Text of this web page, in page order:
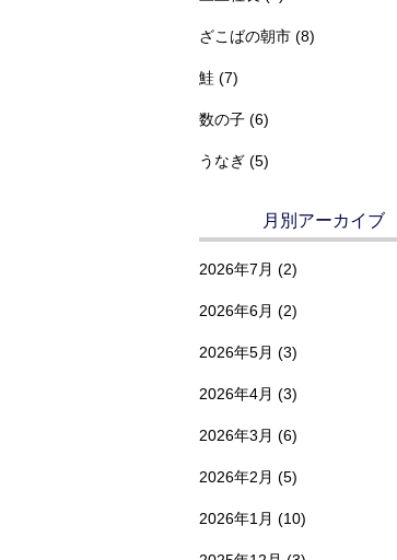
ざこばの朝市 (8)
鮭 (7)
数の子 (6)
うなぎ (5)
月別アーカイブ
2026年7月 (2)
2026年6月 (2)
2026年5月 (3)
2026年4月 (3)
2026年3月 (6)
2026年2月 (5)
2026年1月 (10)